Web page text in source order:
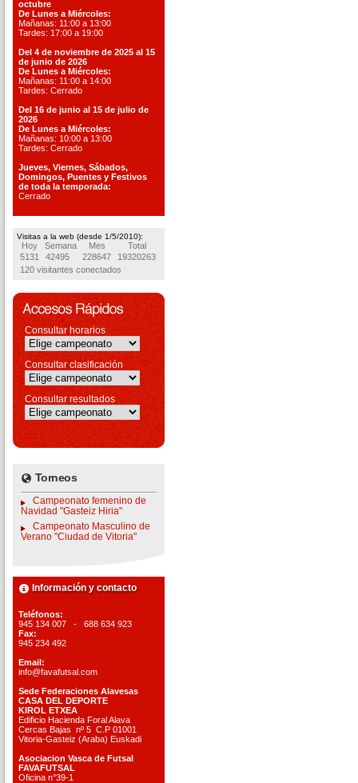
octubre
De Lunes a Miércoles:
Mañanas: 11:00 a 13:00
Tardes: 17:00 a 19:00
Del 4 de noviembre de 2025 al 15
de junio de 2026
De Lunes a Miércoles:
Mañanas: 11:00 a 14:00
Tardes: Cerrado
Del 16 de junio al 15 de julio de
2026
De Lunes a Miércoles:
Mañanas: 10:00 a 13:00
Tardes: Cerrado
Jueves, Viernes, Sábados,
Domingos, Puentes y Festivos
de toda la temporada:
Cerrado
Visitas a la web (desde 1/5/2010):
Hoy Semana Mes
Total
5131
42495 228647
19320263
120 visitantes conectados
Consultar horarios
Consultar clasificación
Consultar resultados
Torneos
Campeonato femenino de
Navidad "Gasteiz Hiria"
Campeonato Masculino de
Verano "Ciudad de Vitoria"
Información y contacto
Teléfonos:
945 134 007 - 688 634 923
Fax:
945 234 492
Email:
info@favafutsal.com
Sede Federaciones Alavesas
CASA DEL DEPORTE
KIROL ETXEA
Edificio Hacienda Foral Alava
Cercas Bajas nº 5 C.P 01001
Vitoria-Gasteiz (Araba) Euskadi
Asociacion Vasca de Futsal
FAVAFUTSAL
Oficina n°39-1